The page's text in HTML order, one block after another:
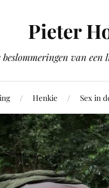
Pieter
beslommeringen van een
Henkie Sex in